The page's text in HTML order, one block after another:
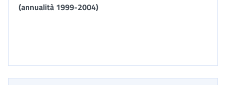
(annualità 1999-2004)